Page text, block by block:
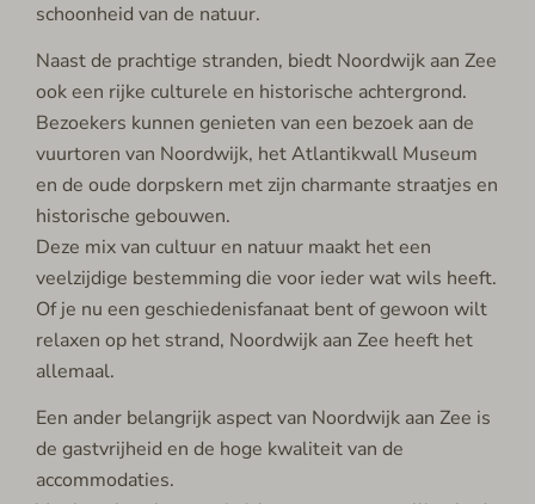
schoonheid van de natuur.
Naast de prachtige stranden, biedt Noordwijk aan Zee
ook een rijke culturele en historische achtergrond.
Bezoekers kunnen genieten van een bezoek aan de
vuurtoren van Noordwijk, het Atlantikwall Museum
en de oude dorpskern met zijn charmante straatjes en
historische gebouwen.
Deze mix van cultuur en natuur maakt het een
veelzijdige bestemming die voor ieder wat wils heeft.
Of je nu een geschiedenisfanaat bent of gewoon wilt
relaxen op het strand, Noordwijk aan Zee heeft het
allemaal.
Een ander belangrijk aspect van Noordwijk aan Zee is
de gastvrijheid en de hoge kwaliteit van de
accommodaties.